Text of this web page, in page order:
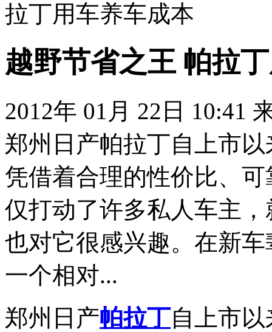
拉丁用车养车成本
越野节省之王 帕拉
2012年 01月 22日 10:41
郑州日产帕拉丁自上市
凭借着合理的性价比、
仅打动了许多私人车主
也对它很感兴趣。在新
一个相对...
郑州日产帕拉丁自上市